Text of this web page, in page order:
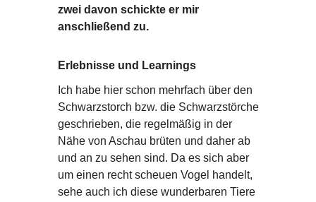
zwei davon schickte er mir
anschließend zu.
Erlebnisse und Learnings
Ich habe hier schon mehrfach über den
Schwarzstorch bzw. die Schwarzstörche
geschrieben, die regelmäßig in der
Nähe von Aschau brüten und daher ab
und an zu sehen sind. Da es sich aber
um einen recht scheuen Vogel handelt,
sehe auch ich diese wunderbaren Tiere